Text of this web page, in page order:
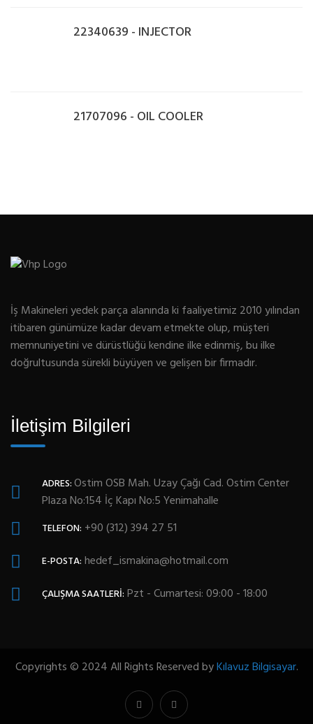
22340639 - INJECTOR
21707096 - OIL COOLER
İş Makineleri yedek parça alanında ki faaliyetimiz 2010 yılından
itibaren günümüze kadar devam etmekte olup, müşteri
memnuniyetini ve dürüstlüğü kendine ilke edinmiş, bu ilke
doğrultusunda sürekli büyüyen ve gelişen bir firmadır.
İletişim Bilgileri
ADRES:Ostim OSB Mah. Uzay Çağı Cad. Ostim Center
Plaza No:154 İç Kapı No:5 Yenimahalle
TELEFON: +90 (312) 394 27 51
E-POSTA: hedef_ismakina@hotmail.com
ÇALIŞMA SAATLERI: Pzt - Cumartesi: 09:00 - 18:00
Copyrights © 2024 All Rights Reserved byKılavuz Bilgisayar.